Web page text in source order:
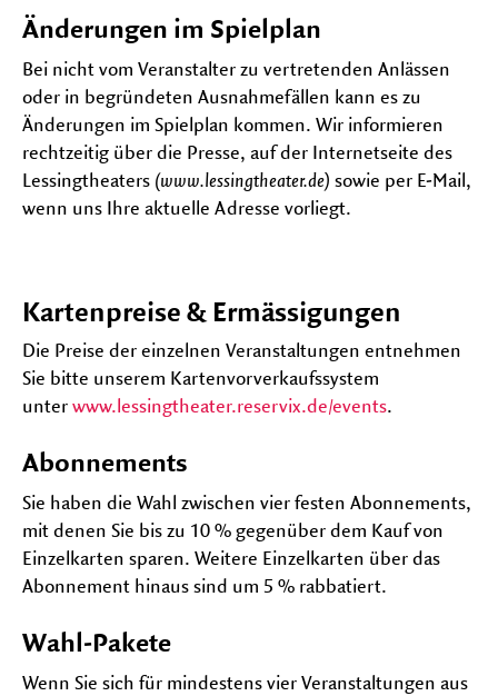
Änderungen im Spielplan
Bei nicht vom Veranstalter zu vertretenden Anlässen
oder in begründeten Ausnahmefällen kann es zu
Änderungen im Spielplan kommen. Wir informieren
rechtzeitig über die Presse, auf der Internetseite des
Lessingtheaters (www.lessingtheater.de) sowie per E-Mail,
wenn uns Ihre aktuelle Adresse vorliegt.
Kartenpreise & Ermässigungen
Die Preise der einzelnen Veranstaltungen entnehmen
Sie bitte unserem Kartenvorverkaufssystem
unter www.lessingtheater.reservix.de/events.
Abonnements
Sie haben die Wahl zwischen vier festen Abonnements,
mit denen Sie bis zu 10 % gegenüber dem Kauf von
Einzelkarten sparen. Weitere Einzelkarten über das
Abonnement hinaus sind um 5 % rabbatiert.
Wahl-Pakete
Wenn Sie sich für mindestens vier Veranstaltungen aus